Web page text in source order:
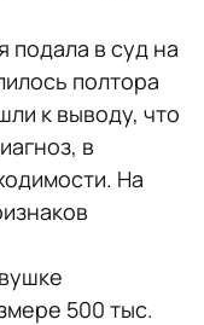
подала в суд на
полтора
к выводу, что
в
На
500 тыс.